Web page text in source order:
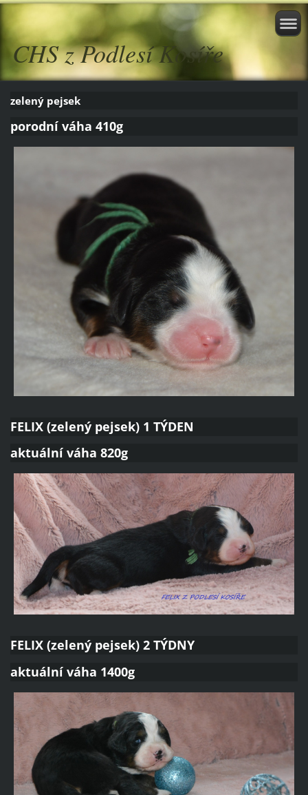
CHS z Podlesí Kosíře
zelený pejsek
porodní váha 410g
FELIX (zelený pejsek) 1 TÝDEN
aktuální váha 820g
FELIX (zelený pejsek) 2 TÝDNY
aktuální váha 1400g